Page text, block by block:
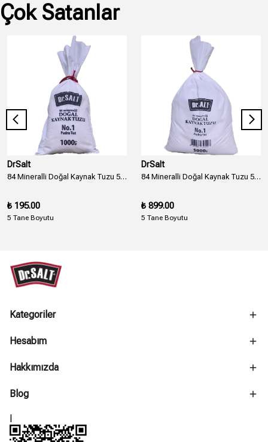
Çok Satanlar
DrSalt
84 Mineralli Doğal Kaynak Tuzu 5 Boyut ve Numara Bez Paket - 1000 Gr.
₺ 195.00
5 Tane Boyutu
DrSalt
84 Mineralli Doğal Kaynak Tuzu 5 Boyut ve Numara Bez Paket - 5000 Gr. - 5 Kg.
₺ 899.00
5 Tane Boyutu
Kategoriler
Hesabım
Hakkımızda
Blog